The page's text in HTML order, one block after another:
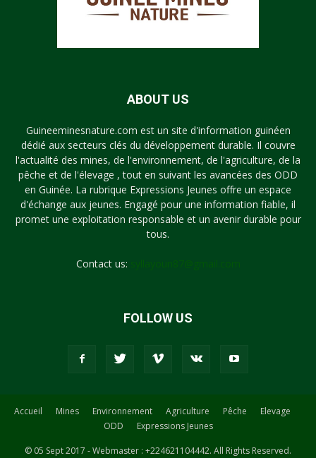
ABOUT US
Guineeminesnature.com est un site d'information guinéen
dédié aux secteurs clés du développement durable. Il couvre
l'actualité des mines, de l'environnement, de l'agriculture, de la
pêche et de l'élevage , tout en suivant les avancées des ODD
en Guinée. La rubrique Expressions Jeunes offre un espace
d'échange aux jeunes. Engagé pour une information fiable, il
promet une exploitation responsable et un avenir durable pour
tous.
Contact us:
FOLLOW US
Accueil Mines Environnement Agriculture Pêche
Elevage
ODD
Expressions Jeunes
© 05 Sept 2017 - Webmaster : +224621104442. All Rights Reserved.